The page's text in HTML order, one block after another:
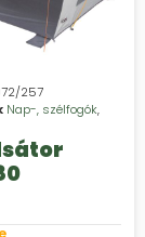
257
Nap-, szélfogók,